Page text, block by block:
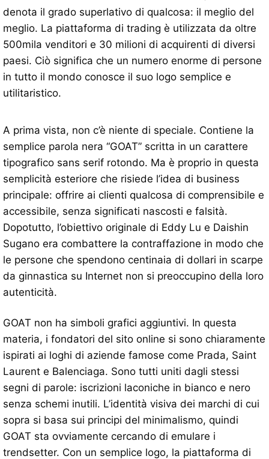
denota il grado superlativo di qualcosa: il meglio del
meglio. La piattaforma di trading è utilizzata da oltre
500mila venditori e 30 milioni di acquirenti di diversi
paesi. Ciò significa che un numero enorme di persone
in tutto il mondo conosce il suo logo semplice e
utilitaristico.
A prima vista, non c’è niente di speciale. Contiene la
semplice parola nera “GOAT” scritta in un carattere
tipografico sans serif rotondo. Ma è proprio in questa
semplicità esteriore che risiede l’idea di business
principale: offrire ai clienti qualcosa di comprensibile e
accessibile, senza significati nascosti e falsità.
Dopotutto, l’obiettivo originale di Eddy Lu e Daishin
Sugano era combattere la contraffazione in modo che
le persone che spendono centinaia di dollari in scarpe
da ginnastica su Internet non si preoccupino della loro
autenticità.
GOAT non ha simboli grafici aggiuntivi. In questa
materia, i fondatori del sito online si sono chiaramente
ispirati ai loghi di aziende famose come Prada, Saint
Laurent e Balenciaga. Sono tutti uniti dagli stessi
segni di parole: iscrizioni laconiche in bianco e nero
senza schemi inutili. L’identità visiva dei marchi di cui
sopra si basa sui principi del minimalismo, quindi
GOAT sta ovviamente cercando di emulare i
trendsetter. Con un semplice logo, la piattaforma di